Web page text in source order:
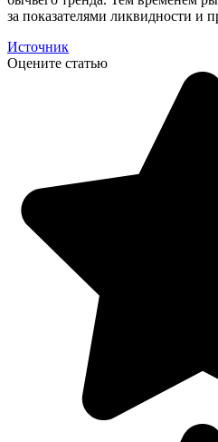
за показателями ликвидности и
Источник
Оцените статью